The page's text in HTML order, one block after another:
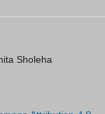
Sholeha